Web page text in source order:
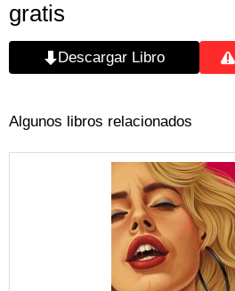
gratis
Descargar Libro
Algunos libros relacionados